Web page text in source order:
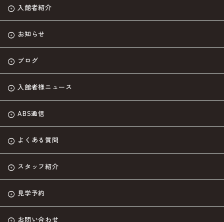
入館者紹介
お知らせ
ブログ
入館者様ニュース
ABS通信
よくある質問
スタッフ紹介
見学予約
お問い合わせ